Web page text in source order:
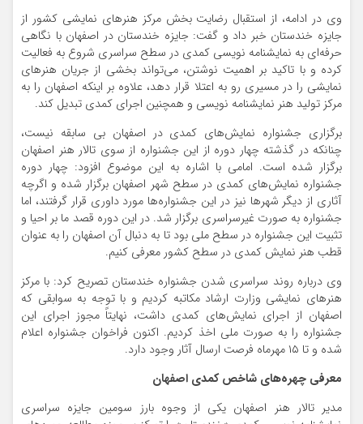
وی در ادامه، از استقبال رضایت بخش مرکز هنرهای نمایشی کشور از
جایزه خندستان خبر داد و گفت: جایزه خندستان در اصفهان با نگاهی
حرفه‌ای به نمایشنامه نویسی کمدی در سطح سراسری شروع به فعالیت
کرده و با تاکید بر اهمیت نوشتن، می‌تواند بخشی از جریان هنرهای
نمایشی را در مسیری رو به اعتلا قرار دهد، علاوه بر اینکه اصفهان را به
مرکز تولید هنر نمایشنامه نویسی و همچنین اجرای کمدی تبدیل کند.
برگزاری جشنواره نمایش‌های کمدی در اصفهان بی سابقه نیست،
چنانکه در گذشته چهار دوره از این جشنواره از سوی تالار هنر اصفهان
برگزار شده است. امامی با اشاره به این موضوع افزود: چهار دوره
جشنواره نمایش‌های کمدی در سطح شهر اصفهان برگزار شده و اگرچه
آثاری از دیگر شهرها نیز در این جشنواره‌ها مورد داوری قرار گرفتند، اما
جشنواره به صورت غیرسراسری برگزار شد. در این دوره قصد ما بر احیا و
تثبیت این جشنواره در سطح ملی بود تا به دنبال آن اصفهان را به عنوان
قطب هنر نمایش کمدی در سطح کشور معرفی کنیم.
وی درباره روند سراسری شدن جشنواره خندستان تصریح کرد: با مرکز
هنرهای نمایشی وزارت ارشاد مکاتبه کردیم و با توجه به سوابقی که
اصفهان از اجرای نمایش‌های کمدی داشت، نهایتاً مجوز اجرای این
جشنواره را به صورت ملی اخذ کردیم. اکنون فراخوان جشنواره اعلام
شده و تا ۱۵ مهرماه فرصت ارسال آثار وجود دارد.
معرفی چهره‌های شاخص کمدی اصفهان
مدیر تالار هنر اصفهان یکی از وجوه بارز سومین جایزه سراسری